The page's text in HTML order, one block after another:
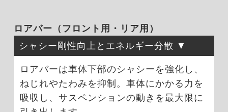
ロアバー（フロント用・リア用）
シャシー剛性向上とエネルギー分散
ロアバーは車体下部のシャシーを強化し、
ねじれやたわみを抑制。車体にかかる力を
吸収し、サスペンションの動きを最大限に